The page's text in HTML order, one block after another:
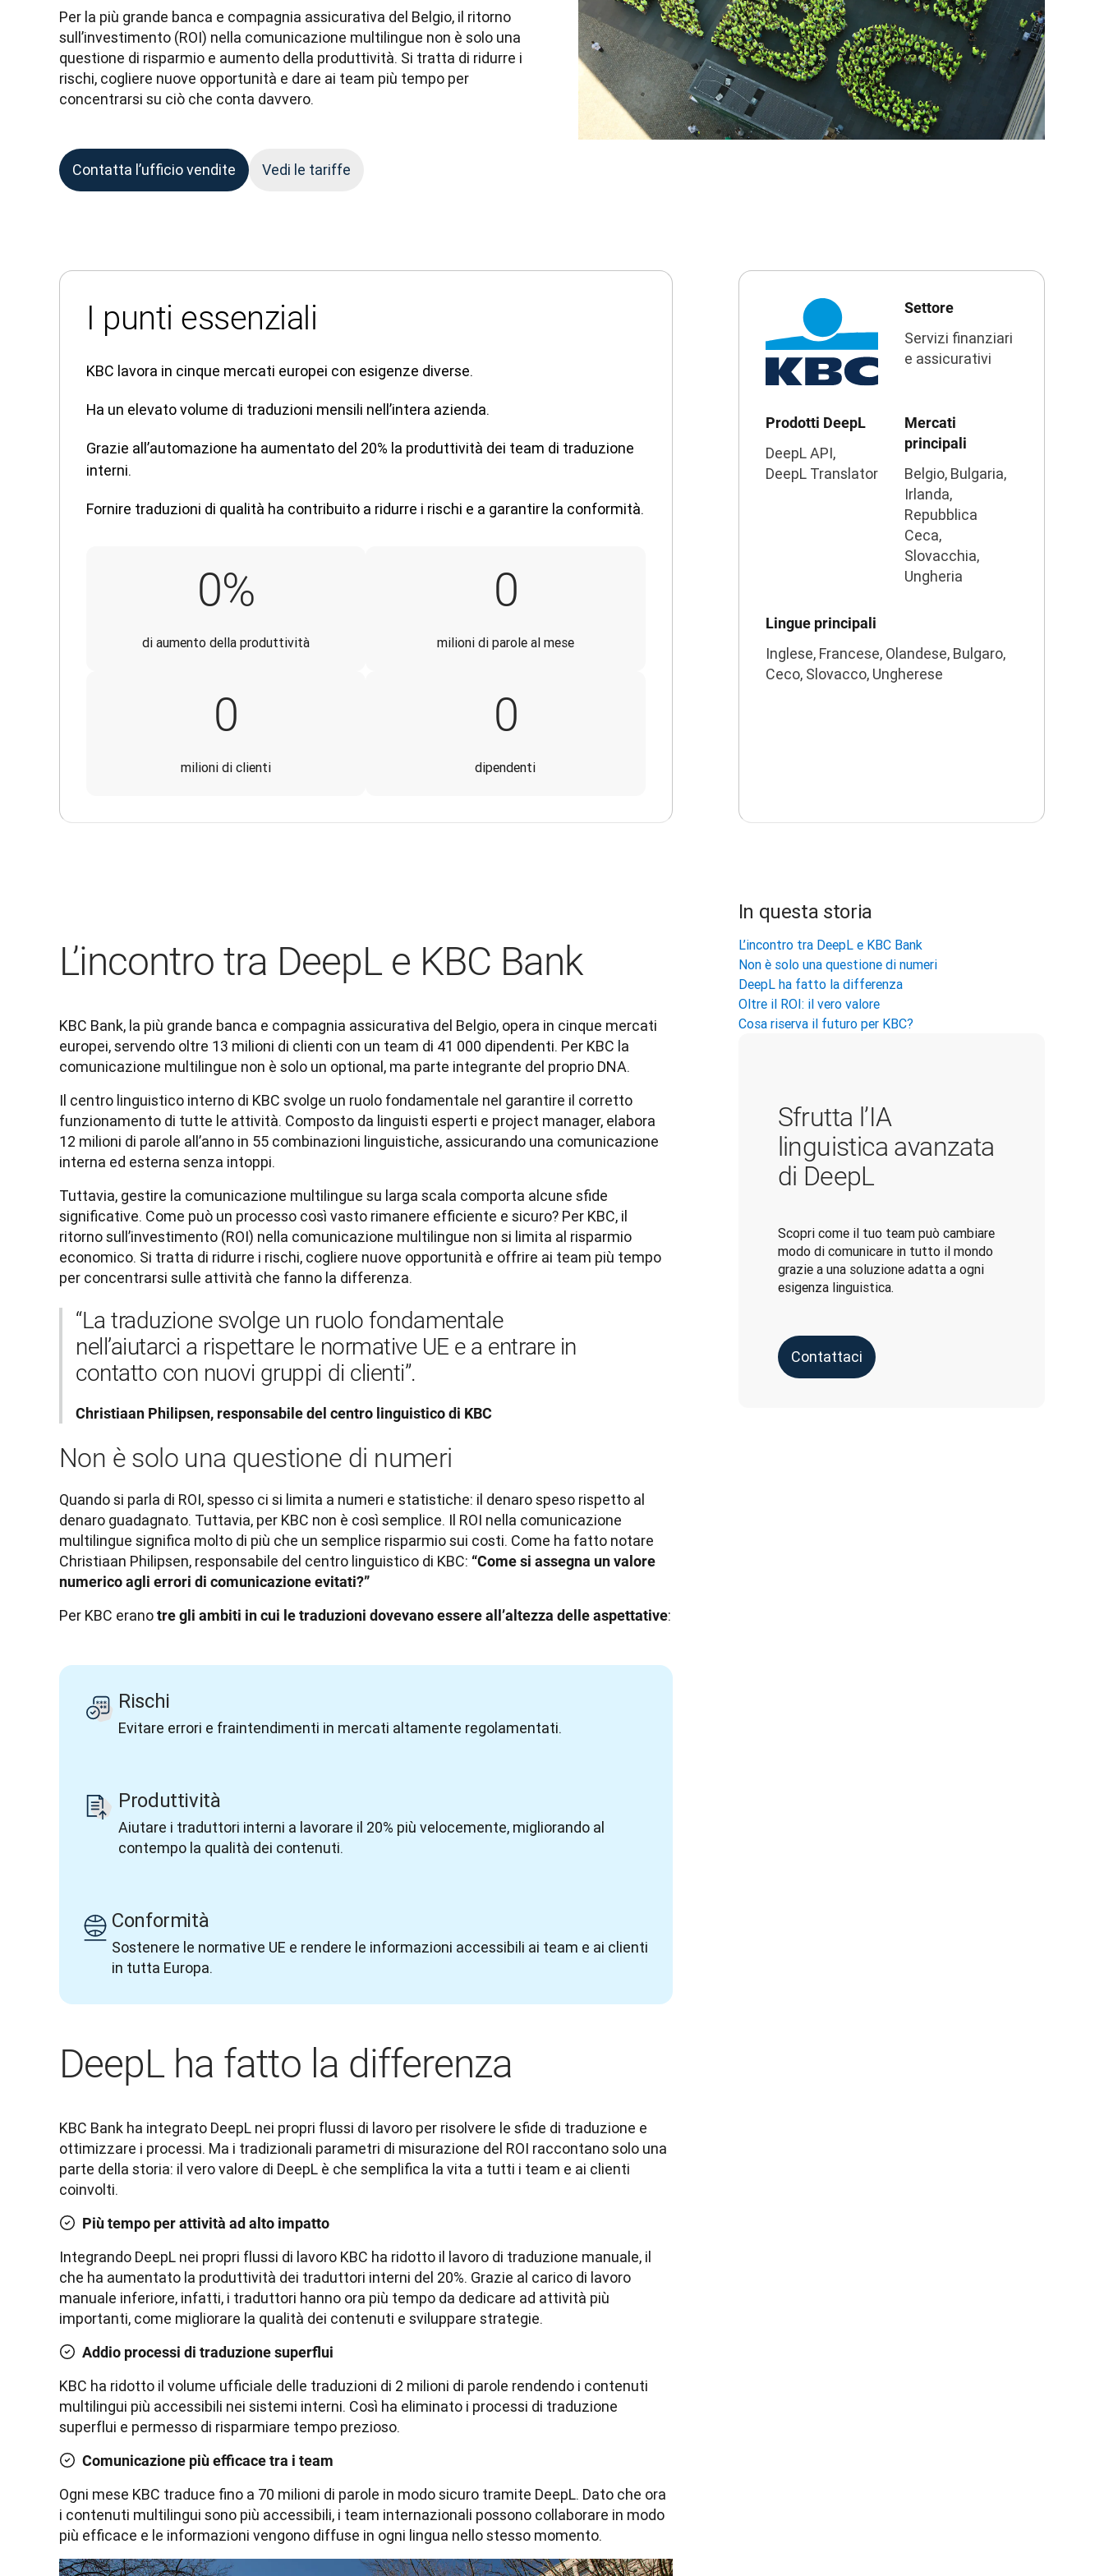
Per la più grande banca e compagnia assicurativa del Belgio, il ritorno
sull’investimento (ROI) nella comunicazione multilingue non è solo una
questione di risparmio e aumento della produttività. Si tratta di ridurre i
rischi, cogliere nuove opportunità e dare ai team più tempo per
concentrarsi su ciò che conta davvero.
Contatta l’ufficio vendite Vedi le tariffe
I punti essenziali
KBC lavora in cinque mercati europei con esigenze diverse.
Ha un elevato volume di traduzioni mensili nell’intera azienda.
Grazie all’automazione ha aumentato del 20% la produttività dei team di traduzione
interni.
Fornire traduzioni di qualità ha contribuito a ridurre i rischi e a garantire la conformità.
0%20%
di aumento della produttività
0
milioni di parole al mese
0
milioni di clienti
0
dipendenti
Settore
Servizi finanziari
e assicurativi
Prodotti DeepL
DeepL API,
DeepL Translator
Mercati
principali
Belgio, Bulgaria,
Irlanda,
Repubblica
Ceca,
Slovacchia,
Ungheria
Lingue principali
Inglese, Francese, Olandese, Bulgaro,
Ceco, Slovacco, Ungherese
L’incontro tra DeepL e KBC Bank
KBC Bank, la più grande banca e compagnia assicurativa del Belgio, opera in cinque mercati
europei, servendo oltre 13 milioni di clienti con un team di 41 000 dipendenti. Per KBC la
comunicazione multilingue non è solo un optional, ma parte integrante del proprio DNA.
Il centro linguistico interno di KBC svolge un ruolo fondamentale nel garantire il corretto
funzionamento di tutte le attività. Composto da linguisti esperti e project manager, elabora
12 milioni di parole all’anno in 55 combinazioni linguistiche, assicurando una comunicazione
interna ed esterna senza intoppi.
Tuttavia, gestire la comunicazione multilingue su larga scala comporta alcune sfide
significative. Come può un processo così vasto rimanere efficiente e sicuro? Per KBC, il
ritorno sull’investimento (ROI) nella comunicazione multilingue non si limita al risparmio
economico. Si tratta di ridurre i rischi, cogliere nuove opportunità e offrire ai team più tempo
per concentrarsi sulle attività che fanno la differenza.
“La traduzione svolge un ruolo fondamentale
nell’aiutarci a rispettare le normative UE e a entrare in
Christiaan Philipsen, responsabile del centro linguistico di KBC
Non è solo una questione di numeri
Quando si parla di ROI, spesso ci si limita a numeri e statistiche: il denaro speso rispetto al
denaro guadagnato. Tuttavia, per KBC non è così semplice. Il ROI nella comunicazione
multilingue significa molto di più che un semplice risparmio sui costi. Come ha fatto notare
Christiaan Philipsen, responsabile del centro linguistico di KBC: “Come si assegna un valore
numerico agli errori di comunicazione evitati?”
Per KBC erano tre gli ambiti in cui le traduzioni dovevano essere all’altezza delle aspettative:
Rischi
Evitare errori e fraintendimenti in mercati altamente regolamentati.
Produttività
Aiutare i traduttori interni a lavorare il 20% più velocemente, migliorando al
contempo la qualità dei contenuti.
Conformità
Sostenere le normative UE e rendere le informazioni accessibili ai team e ai clienti
in tutta Europa.
DeepL ha fatto la differenza
KBC Bank ha integrato DeepL nei propri flussi di lavoro per risolvere le sfide di traduzione e
ottimizzare i processi. Ma i tradizionali parametri di misurazione del ROI raccontano solo una
parte della storia: il vero valore di DeepL è che semplifica la vita a tutti i team e ai clienti
coinvolti.
Più tempo per attività ad alto impatto
Integrando DeepL nei propri flussi di lavoro KBC ha ridotto il lavoro di traduzione manuale, il
che ha aumentato la produttività dei traduttori interni del 20%. Grazie al carico di lavoro
manuale inferiore, infatti, i traduttori hanno ora più tempo da dedicare ad attività più
importanti, come migliorare la qualità dei contenuti e sviluppare strategie.
Addio processi di traduzione superflui
KBC ha ridotto il volume ufficiale delle traduzioni di 2 milioni di parole rendendo i contenuti
multilingui più accessibili nei sistemi interni. Così ha eliminato i processi di traduzione
superflui e permesso di risparmiare tempo prezioso.
Comunicazione più efficace tra i team
Ogni mese KBC traduce fino a 70 milioni di parole in modo sicuro tramite DeepL. Dato che ora
i contenuti multilingui sono più accessibili, i team internazionali possono collaborare in modo
più efficace e le informazioni vengono diffuse in ogni lingua nello stesso momento.
In questa storia
L’incontro tra DeepL e KBC Bank
Non è solo una questione di numeri
DeepL ha fatto la differenza
Oltre il ROI: il vero valore
Cosa riserva il futuro per KBC?
Sfrutta l’IA
linguistica avanzata
di DeepL
Scopri come il tuo team può cambiare
modo di comunicare in tutto il mondo
grazie a una soluzione adatta a ogni
esigenza linguistica.
Contattaci